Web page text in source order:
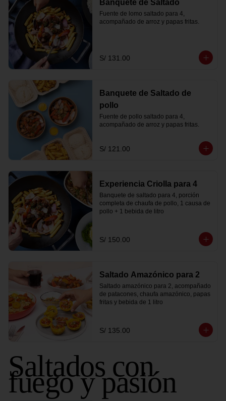
Banquete de Saltado
Fuente de lomo saltado para 4,
acompañado de arroz y papas fritas.
S/ 131.00
Banquete de Saltado de
pollo
Fuente de pollo saltado para 4,
acompañado de arroz y papas fritas.
S/ 121.00
Experiencia Criolla para 4
Banquete de saltado para 4, porción
completa de chaufa de pollo, 1 causa de
pollo + 1 bebida de litro
S/ 150.00
Saltado Amazónico para 2
Saltado amazónico para 2, acompañado
de patacones, chaufa amazónico, papas
fritas y bebida de 1 litro
S/ 135.00
Saltados con
fuego y pasión